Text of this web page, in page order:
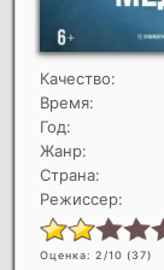
Качество:
Время:
Год:
Жанр:
Страна:
Режиссер:
Оценка: 2/10 (37)